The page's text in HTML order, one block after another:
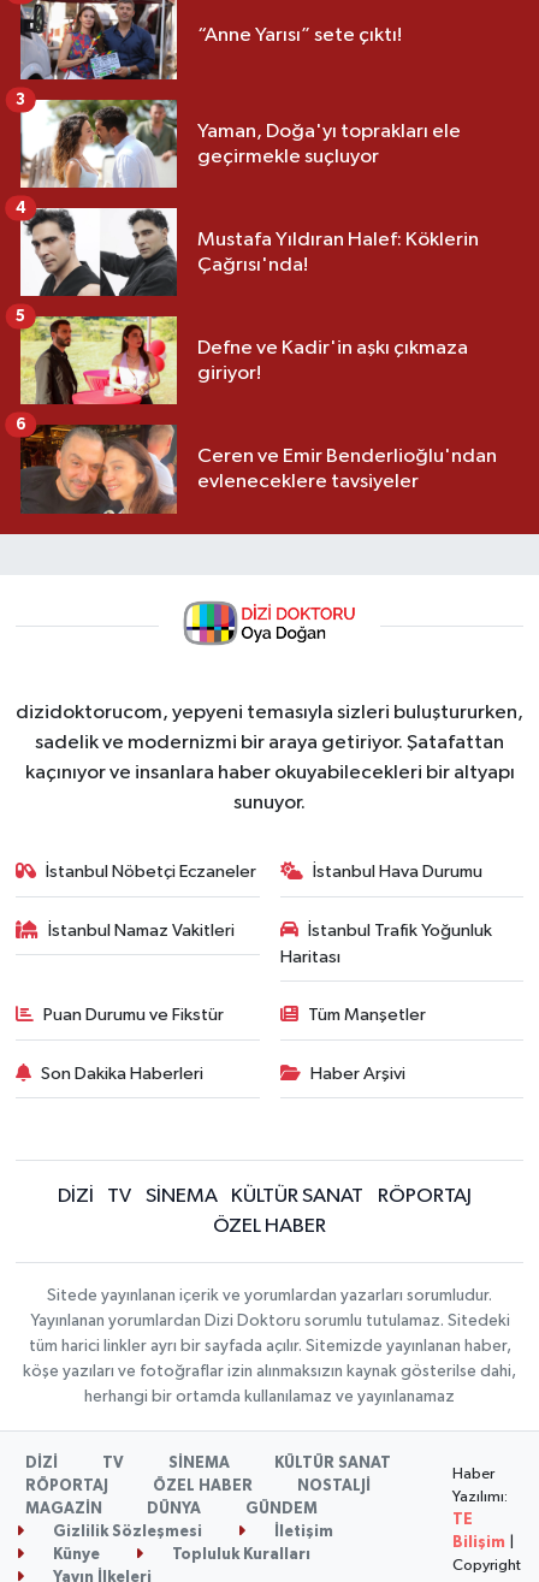
“Anne Yarısı” sete çıktı!
Yaman, Doğa'yı toprakları ele
geçirmekle suçluyor
3
Mustafa Yıldıran Halef: Köklerin
Çağrısı'nda!
4
Defne ve Kadir'in aşkı çıkmaza
giriyor!
5
Ceren ve Emir Benderlioğlu'ndan
evleneceklere tavsiyeler
6
dizidoktorucom, yepyeni temasıyla sizleri buluştururken,
sadelik ve modernizmi bir araya getiriyor. Şatafattan
kaçınıyor ve insanlara haber okuyabilecekleri bir altyapı
sunuyor.
İstanbul Nöbetçi Eczaneler İstanbul Hava Durumu
İstanbul Namaz Vakitleri
İstanbul Trafik Yoğunluk
Haritası
Puan Durumu ve Fikstür Tüm Manşetler
Son Dakika Haberleri Haber Arşivi
DİZİ TV SİNEMA KÜLTÜR SANAT
RÖPORTAJ
ÖZEL HABER
Sitede yayınlanan içerik ve yorumlardan yazarları sorumludur.
Yayınlanan yorumlardan Dizi Doktoru sorumlu tutulamaz. Sitedeki
tüm harici linkler ayrı bir sayfada açılır. Sitemizde yayınlanan haber,
köşe yazıları ve fotoğraflar izin alınmaksızın kaynak gösterilse dahi,
herhangi bir ortamda kullanılamaz ve yayınlanamaz
DİZİ TV SİNEMA
KÜLTÜR SANAT
RÖPORTAJ
ÖZEL HABER
NOSTALJİ
MAGAZİN
DÜNYA
GÜNDEM
Gizlilik Sözleşmesi
İletişim
Künye
Topluluk Kuralları
Yayın İlkeleri
Haber
Yazılımı:
TE
Bilişim
Copyright